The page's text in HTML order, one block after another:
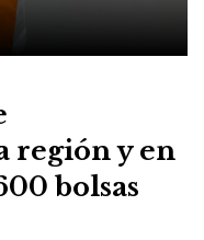
región y en
bolsas